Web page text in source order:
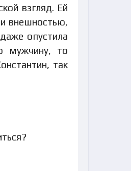
взгляд. Ей
и внешностью,
опустила
мужчину, то
так